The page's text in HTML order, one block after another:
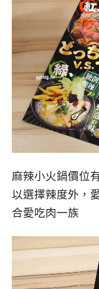
麻辣小火鍋價位
以選擇辣度外，
合愛吃肉一族